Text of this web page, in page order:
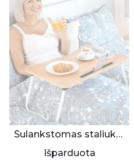
Sulankstomas staliukas lovai
Išparduota